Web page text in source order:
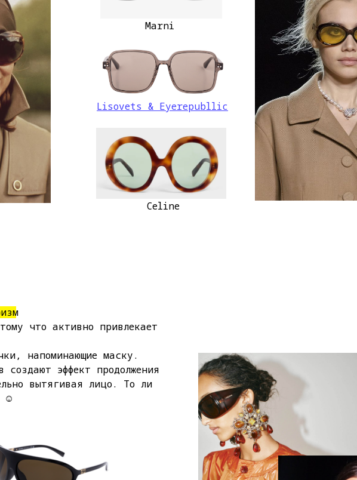
Celine
Lisovets & Eyerepubllic
Marni
что активно привлекает
напоминающие маску.
создают эффект продолжения
вытягивая лицо. То ли
☺